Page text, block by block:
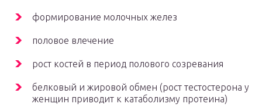
формирование молочных желез
половое влечение
рост костей в период полового созревания
белковый и жировой обмен (рост тестостерона у
женщин приводит к катаболизму протеина)